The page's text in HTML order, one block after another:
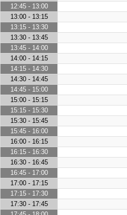
12:45 - 13:00
13:00 - 13:15
13:15 - 13:30
13:30 - 13:45
13:45 - 14:00
14:00 - 14:15
14:15 - 14:30
14:30 - 14:45
14:45 - 15:00
15:00 - 15:15
15:15 - 15:30
15:30 - 15:45
15:45 - 16:00
16:00 - 16:15
16:15 - 16:30
16:30 - 16:45
16:45 - 17:00
17:00 - 17:15
17:15 - 17:30
17:30 - 17:45